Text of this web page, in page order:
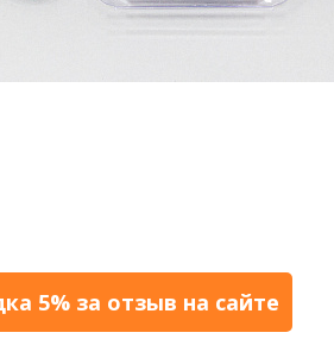
5% за отзыв на сайте